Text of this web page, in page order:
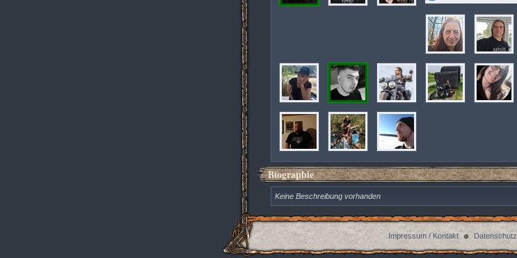
Biographie
Keine Beschreibung vorhanden
Impressum / Kontakt Datenschutz